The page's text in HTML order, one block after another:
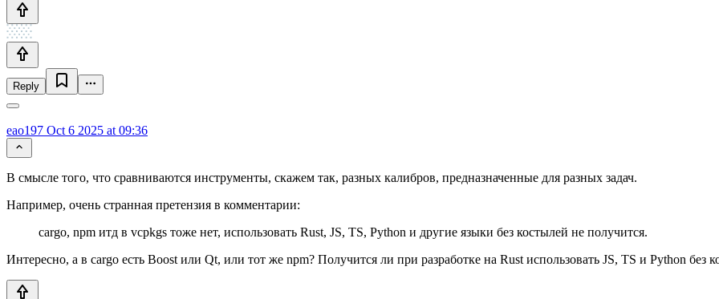
Reply
eao197 Oct 6 2025 at 09:36
В смысле того, что сравниваются инструменты, скажем так, разных калибров, предназначенные для разных задач.
Например, очень странная претензия в комментарии:
cargo, npm итд в vcpkgs тоже нет, использовать Rust, JS, TS, Python и другие языки без костылей не получится.
Интересно, а в cargo есть Boost или Qt, или тот же npm? Получится ли при разработке на Rust использовать JS, TS и Python без